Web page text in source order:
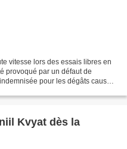
vitesse lors des essais libres en
provoqué par un défaut de
pour les dégâts causés.
Kvyat dès la